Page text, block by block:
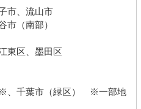
市、流山市
（南部）
東区、墨田区
、千葉市（緑区） ※一部地